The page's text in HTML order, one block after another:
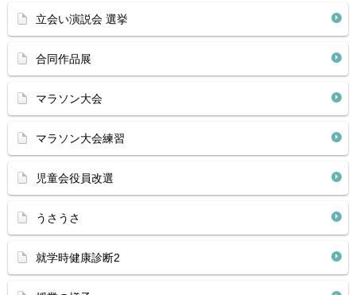
立会い演説会 選挙
合同作品展
マラソン大会
マラソン大会練習
児童会役員改選
うさうさ
就学時健康診断2